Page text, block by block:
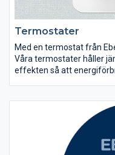
Termostater
Med en termostat från
Våra termostater håller
effekten så att